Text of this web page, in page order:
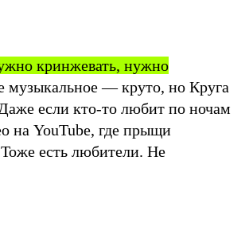
кринжевать, нужно
музыкальное — круто, но Круга
если кто-то любит по ночам
на YouTube, где прыщи
есть любители. Не